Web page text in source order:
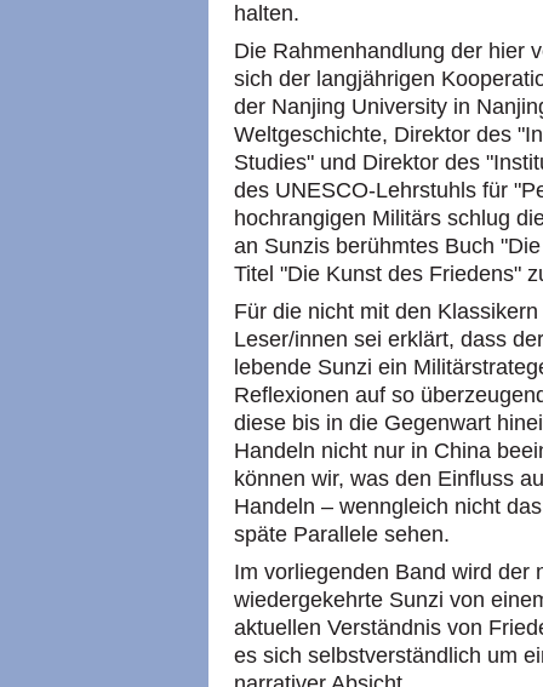
halten.
Die Rahmenhandlung der hier
sich der langjährigen
der Nanjing University in
Weltgeschichte, Direktor des
Studies" und Direktor des
des UNESCO-Lehrstuhls für
hochrangigen Militärs schlug
an Sunzis berühmtes Buch
Titel "Die Kunst des Friedens"
Für die nicht mit den
Leser/innen sei erklärt, dass
lebende Sunzi ein
Reflexionen auf so
diese bis in die Gegenwart
Handeln nicht nur in China
können wir, was den Einfluss
Handeln – wenngleich nicht
späte Parallele sehen.
Im vorliegenden Band wird der
wiedergekehrte Sunzi von
aktuellen Verständnis von
es sich selbstverständlich um